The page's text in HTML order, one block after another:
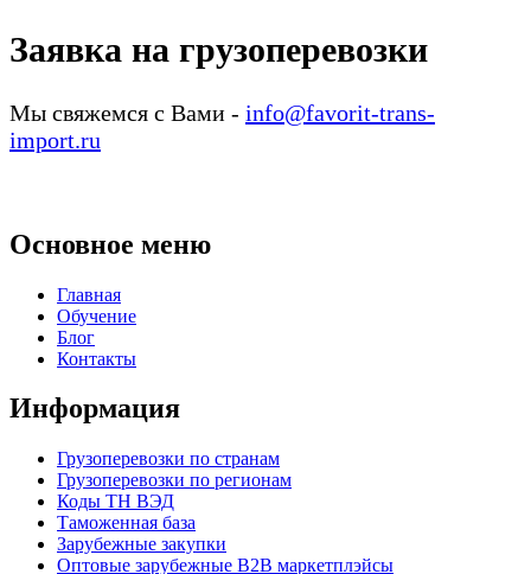
Заявка на грузоперевозки
Мы свяжемся с Вами - info@favorit-trans-
import.ru
Основное меню
Главная
Обучение
Блог
Контакты
Информация
Грузоперевозки по странам
Грузоперевозки по регионам
Коды ТН ВЭД
Таможенная база
Зарубежные закупки
Оптовые зарубежные B2B маркетплэйсы